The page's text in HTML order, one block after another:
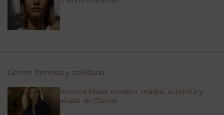
Gente famosa y solidaria
Arizona Muse: modelo, madre, activista y
aliada de Clarins